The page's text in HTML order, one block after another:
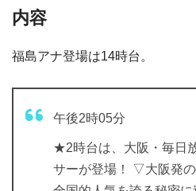
内容
福島アナ登場は14時台。
午後2時05分
★2時台は、大阪・毎日
サーが登場！ ▽大阪発の